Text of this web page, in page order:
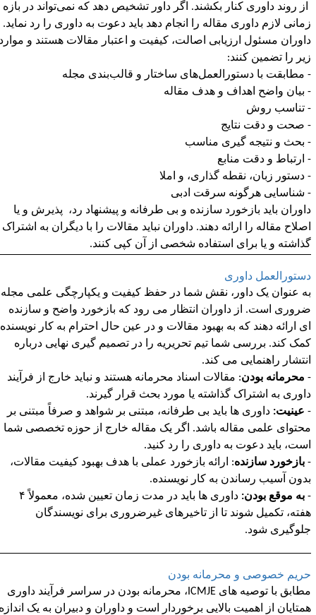
روند داوری کنار بکشند. اگر داور تشخیص دهد که نمی‌تواند در بازه
لازم داوری مقاله را انجام دهد باید دعوت به داوری را رد نماید.
مسئول ارزیابی اصالت، کیفیت و اعتبار مقالات هستند و موارد
را تضمین کنند:
مطابقت با دستورالعمل‌های ساختار و قالب‌بندی مجله
بیان واضح اهداف و هدف مقاله
تناسب روش
صحت و دقت نتایج
بحث و نتیجه گیری مناسب
ارتباط و دقت منابع
دستور زبان، نقطه گذاری، و املا
شناسایی هرگونه سرقت ادبی
باید بازخورد سازنده و بی طرفانه و پیشنهاد رد، پذیرش و یا
مقاله را ارائه دهند. داوران نباید مقالات را با دیگران به اشتراک
و یا برای استفاده شخصی از آن کپی کنند.
داوری
عنوان یک داور، نقش شما در حفظ کیفیت و یکپارچگی علمی مجله
است. از داوران انتظار می رود که بازخورد واضح و سازنده
ارائه دهند که به بهبود مقالات و در عین حال احترام به کار نویسنده
کند. بررسی شما تیم تحریریه را در تصمیم گیری نهایی درباره
راهنمایی می کند.
محرمانه بودن: مقالات اسناد محرمانه هستند و نباید خارج از فرآیند
به اشتراک گذاشته یا مورد بحث قرار گیرند.
عینیت:داوری ها باید بی طرفانه، مبتنی بر شواهد و صرفاً مبتنی بر
علمی مقاله باشد. اگر یک مقاله خارج از حوزه تخصصی شما
باید دعوت به داوری را رد کنید.
بازخورد سازنده: ارائه بازخورد عملی با هدف بهبود کیفیت مقالات،
آسیب رساندن به کار نویسنده.
به موقع بودن:
داوری ها باید در مدت زمان تعیین شده، معمولاً ۴
تکمیل شوند تا از تاخیرهای غیرضروری برای نویسندگان
شود.
خصوصی و محرمانه بودن
با توصیه هایICMJE، محرمانه بودن در سراسر فرآیند داوری
از اهمیت بالایی برخوردار است و داوران و دبیران به یک اندازه